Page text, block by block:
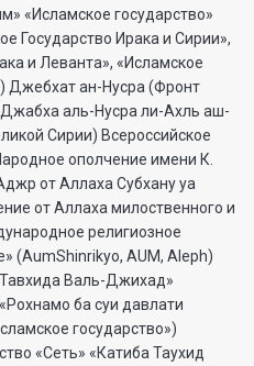
«Исламское государство»
Государство Ирака и Сирии»,
и Леванта», «Исламское
Джебхат ан-Нусра (Фронт
аль-Нусра ли-Ахль аш-
Сирии) Всероссийское
ополчение имени К.
от Аллаха Субхану уа
от Аллаха милоственного и
религиозное
(AumShinrikyo, AUM, Aleph)
Валь-Джихад»
ба суи давлати
государство»)
«Сеть» «Катиба Таухид